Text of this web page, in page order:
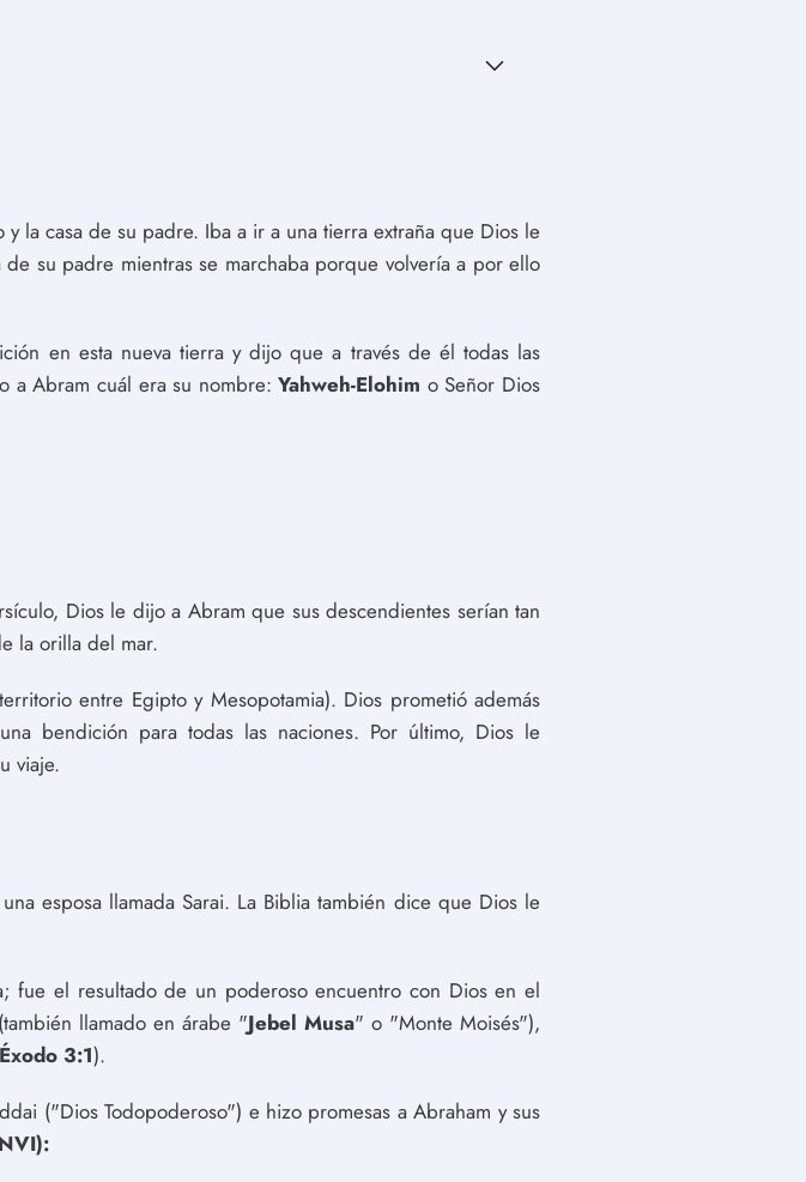
la casa de su padre. Iba a ir a una tierra extraña que Dios le
su padre mientras se marchaba porque volvería a por ello
en esta nueva tierra y dijo que a través de él todas las
a Abram cuál era su nombre:Yahweh-Elohim o Señor Dios
Dios le dijo a Abram que sus descendientes serían tan
la orilla del mar.
entre Egipto y Mesopotamia). Dios prometió además
bendición para todas las naciones. Por último, Dios le
viaje.
esposa llamada Sarai. La Biblia también dice que Dios le
fue el resultado de un poderoso encuentro con Dios en el
llamado en árabe "Jebel Musa" o "Monte Moisés"),
Éxodo 3:1).
("Dios Todopoderoso") e hizo promesas a Abraham y sus